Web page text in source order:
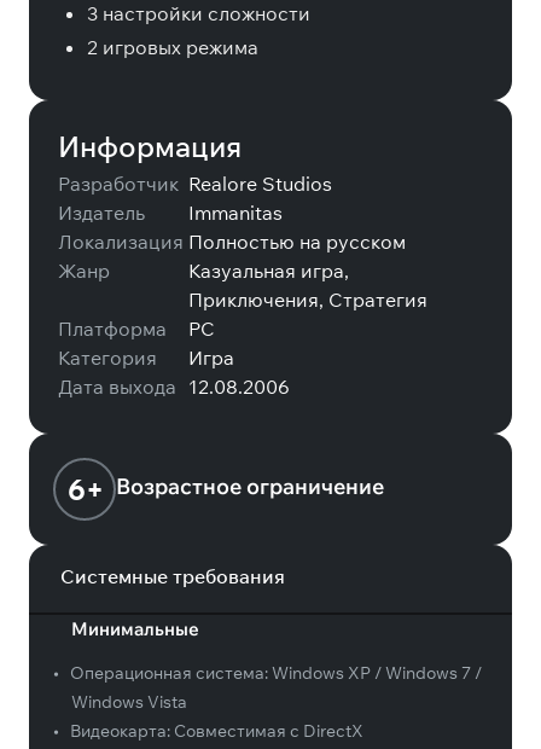
3 настройки сложности
2 игровых режима
Информация
Разработчик Realore Studios
Издатель
Immanitas
Локализация Полностью на русском
Жанр
Казуальная игра,
Приключения, Стратегия
Платформа
PC
Категория
Игра
Дата выхода 12.08.2006
6+ Возрастное ограничение
Системные требования
Минимальные
• Операционная система:Windows XP / Windows 7 /
Windows Vista
•
Видеокарта: Совместимая с DirectX